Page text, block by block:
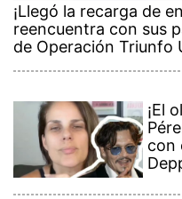
¡Llegó la recarga de
reencuentra con sus
de Operación Triunfo
¡El
con